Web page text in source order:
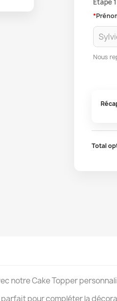
Étape 1
*
Nous
Total
notre Cake Topper
pour compléter la